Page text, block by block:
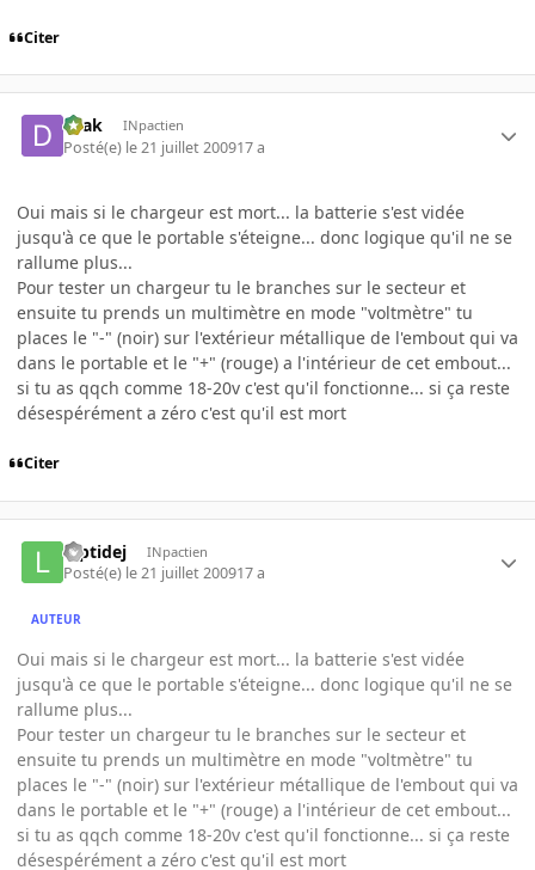
Citer
Drak INpactien
Posté(e) le 21 juillet 200917 a
Oui mais si le chargeur est mort... la batterie s'est vidée
jusqu'à ce que le portable s'éteigne... donc logique qu'il ne se
rallume plus...
Pour tester un chargeur tu le branches sur le secteur et
ensuite tu prends un multimètre en mode "voltmètre" tu
places le "-" (noir) sur l'extérieur métallique de l'embout qui va
dans le portable et le "+" (rouge) a l'intérieur de cet embout...
si tu as qqch comme 18-20v c'est qu'il fonctionne... si ça reste
désespérément a zéro c'est qu'il est mort
Citer
luptidej INpactien
Posté(e) le 21 juillet 200917 a
AUTEUR
Oui mais si le chargeur est mort... la batterie s'est vidée
jusqu'à ce que le portable s'éteigne... donc logique qu'il ne se
rallume plus...
Pour tester un chargeur tu le branches sur le secteur et
ensuite tu prends un multimètre en mode "voltmètre" tu
places le "-" (noir) sur l'extérieur métallique de l'embout qui va
dans le portable et le "+" (rouge) a l'intérieur de cet embout...
si tu as qqch comme 18-20v c'est qu'il fonctionne... si ça reste
désespérément a zéro c'est qu'il est mort